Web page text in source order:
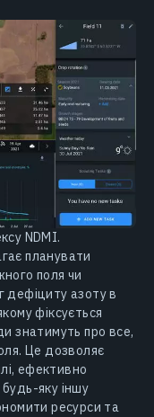
NDMI.
планувати
поля чи
дефіциту азоту в
фіксується
знатимуть про все,
Це дозволяє
ефективно
яку іншу
ресурси та